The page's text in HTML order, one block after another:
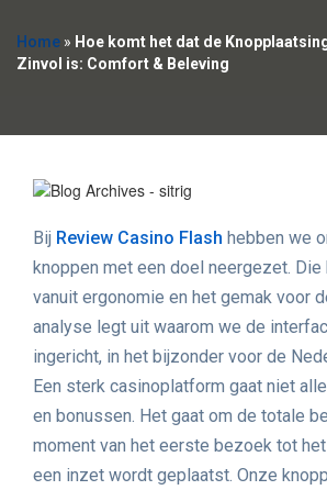
Home » Hoe komt het dat de
Zinvol is: Comfort & Beleving
Bij Review Casino Flash hebben we
knoppen met een doel neergezet.
vanuit ergonomie en het gemak voor
analyse legt uit waarom we de
ingericht, in het bijzonder voor de
Een sterk casinoplatform gaat niet
en bonussen. Het gaat om de totale
moment van het eerste bezoek tot
een inzet wordt geplaatst. Onze